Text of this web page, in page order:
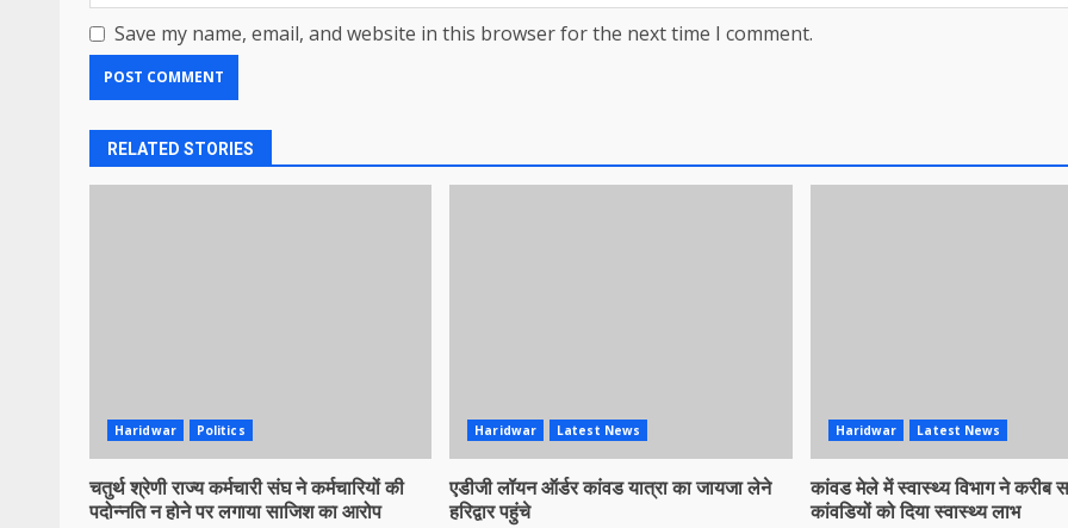
Save my name, email, and website in this browser for the next time I comment.
RELATED STORIES
Haridwar Politics
चतुर्थ श्रेणी राज्य कर्मचारी संघ ने कर्मचारियों की
पदोन्नति न होने पर लगाया साजिश का आरोप
Haridwar Latest News
एडीजी लॉयन ऑर्डर कांवड यात्रा का जायजा लेने
हरिद्वार पहुंचे
Haridwar Latest News
कांवड मेले में स्वास्थ्य विभाग ने करीब
कांवडियों को दिया स्वास्थ्य लाभ